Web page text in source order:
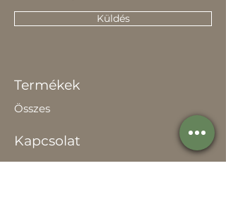
Küldés
Termékek
Összes
Kapcsolat
Elérhetőség